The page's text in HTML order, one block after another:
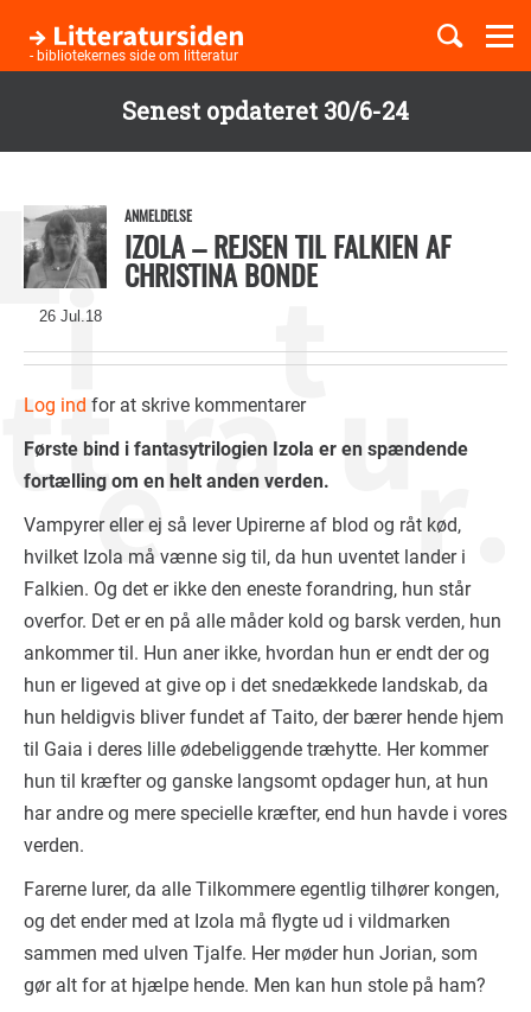
Senest opdateret 30/6-24
hovedindhold
- bibliotekernes side om litteratur
Børnebøger
26 Jul.18
ANMELDELSE
IZOLA – REJSEN TIL FALKIEN AF
CHRISTINA BONDE
Log ind for at skrive kommentarer
Første bind i fantasytrilogien Izola er en spændende
fortælling om en helt anden verden.
Vampyrer eller ej så lever Upirerne af blod og råt kød,
hvilket Izola må vænne sig til, da hun uventet lander i
Falkien. Og det er ikke den eneste forandring, hun står
overfor. Det er en på alle måder kold og barsk verden, hun
ankommer til. Hun aner ikke, hvordan hun er endt der og
hun er ligeved at give op i det snedækkede landskab, da
hun heldigvis bliver fundet af Taito, der bærer hende hjem
til Gaia i deres lille ødebeliggende træhytte. Her kommer
hun til kræfter og ganske langsomt opdager hun, at hun
har andre og mere specielle kræfter, end hun havde i vores
verden.
Farerne lurer, da alle Tilkommere egentlig tilhører kongen,
og det ender med at Izola må flygte ud i vildmarken
sammen med ulven Tjalfe. Her møder hun Jorian, som
gør alt for at hjælpe hende. Men kan hun stole på ham?